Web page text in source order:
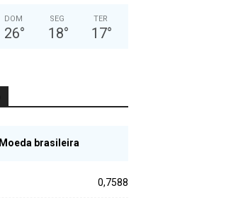
DOM
26°
SEG
18°
TER
17°
Moeda brasileira
0,7588